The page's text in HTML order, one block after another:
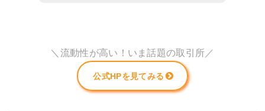
＼流動性が高い！いま話題の取引所／
公式HPを見てみる